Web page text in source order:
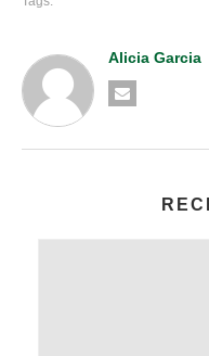
Alicia Garcia